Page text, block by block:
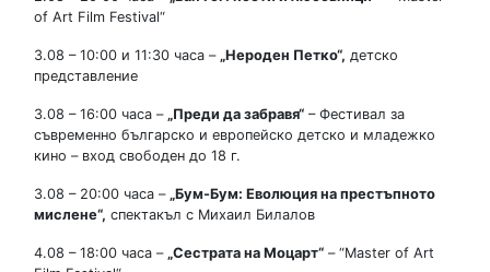
of Art Film Festival“
3.08 – 10:00 и 11:30 часа – „Нероден Петко“, детско
представление
3.08 – 16:00 часа – „Преди да забравя“ – Фестивал за
съвременно българско и европейско детско и младежко
кино – вход свободен до 18 г.
3.08 – 20:00 часа – „Бум-Бум: Еволюция на престъпното
мислене“, спектакъл с Михаил Билалов
4.08 – 18:00 часа – „Сестрата на Моцарт“ – “Master of Art